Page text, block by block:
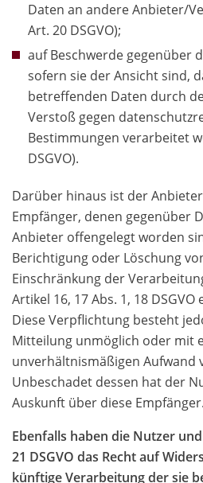
Daten an andere Anbieter/
Art. 20 DSGVO);
auf Beschwerde gegenüber
sofern sie der Ansicht sind,
betreffenden Daten durch
Verstoß gegen
Bestimmungen verarbeitet
DSGVO).
Darüber hinaus ist der
Empfänger, denen gegenüber
Anbieter offengelegt worden
Berichtigung oder Löschung
Einschränkung der
Artikel 16, 17 Abs. 1, 18
Diese Verpflichtung besteht
Mitteilung unmöglich oder mit
unverhältnismäßigen Aufwand
Unbeschadet dessen hat der
Auskunft über diese Empfänger.
Ebenfalls haben die Nutzer
21 DSGVO das Recht auf
künftige Verarbeitung der sie